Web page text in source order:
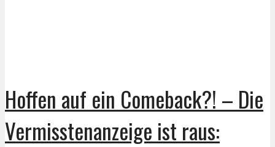
Hoffen auf ein Comeback?! – Die
Vermisstenanzeige ist raus: